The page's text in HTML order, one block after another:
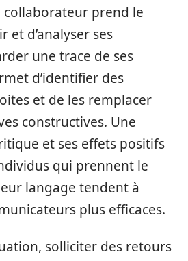
collaborateur prend le
et d’analyser ses
une trace de ses
d’identifier des
et de les remplacer
constructives. Une
et ses effets positifs
qui prennent le
langage tendent à
plus efficaces.
solliciter des retours